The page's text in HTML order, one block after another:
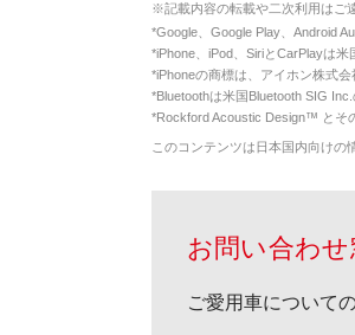
※記載内容の転載や二次利用はご
*Google、Google Play、Android
*iPhone、iPod、SiriとCarPlayは米
*iPhoneの商標は、アイホン株式
*Bluetoothは米国Bluetooth SIG Inc.
*Rockford Acoustic Design™ とそ
このコンテンツは日本国内向けの
お問い合わせ
ご愛用車について